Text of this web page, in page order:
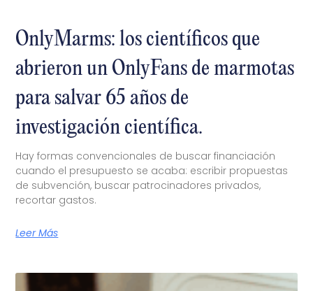
OnlyMarms: los científicos que
abrieron un OnlyFans de marmotas
para salvar 65 años de
investigación científica.
Hay formas convencionales de buscar financiación
cuando el presupuesto se acaba: escribir propuestas
de subvención, buscar patrocinadores privados,
recortar gastos.
Leer Más